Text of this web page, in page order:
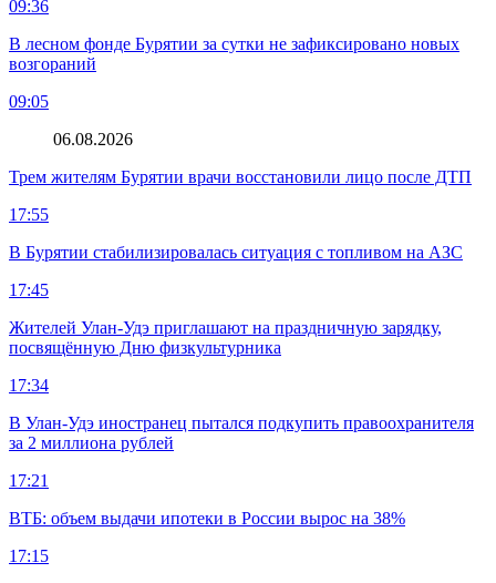
09:36
В лесном фонде Бурятии за сутки не зафиксировано новых
возгораний
09:05
06.08.2026
Трем жителям Бурятии врачи восстановили лицо после ДТП
17:55
В Бурятии стабилизировалась ситуация с топливом на АЗС
17:45
Жителей Улан-Удэ приглашают на праздничную зарядку,
посвящённую Дню физкультурника
17:34
В Улан-Удэ иностранец пытался подкупить правоохранителя
за 2 миллиона рублей
17:21
ВТБ: объем выдачи ипотеки в России вырос на 38%
17:15